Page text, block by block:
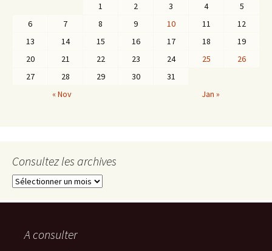
1
2 3 4
5
6
7 8 9 10 11
12
13
14 15 16 17 18
19
20
21 22 23 24 25
26
27
28 29 30
31
« Nov
Jan »
Consultez les archives
Consultez
archives
A consulter